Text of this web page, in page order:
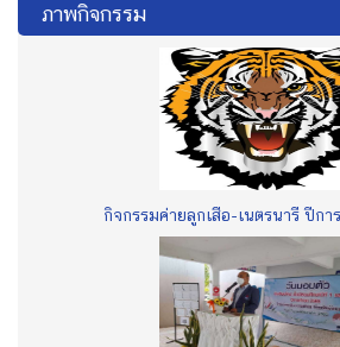
ภาพกิจกรรม
กิจกรรมค่ายลูกเสือ-เนตรนารี ปีก